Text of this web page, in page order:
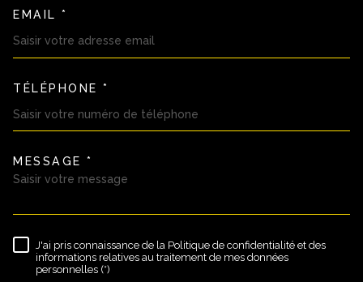
EMAIL *
TÉLÉPHONE *
MESSAGE *
RÈGLEMENTATION
J'ai pris connaissance de la Politique de confidentialité et des
informations relatives au traitement de mes données
personnelles (*)